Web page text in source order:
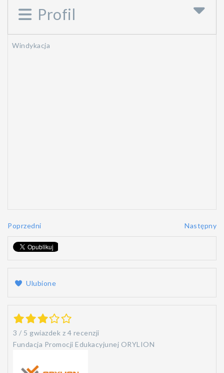
Profil
Windykacja
Poprzedni Następny
Ulubione
3 / 5 gwiazdek z 4 recenzji
Fundacja Promocji Edukacyjunej ORYLION